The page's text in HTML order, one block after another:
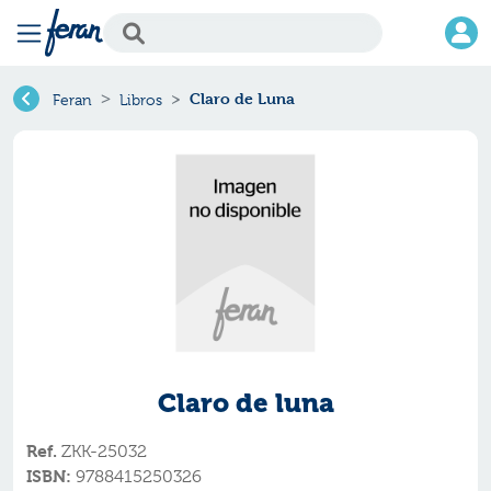
Feran Libros Claro de Luna
Claro de luna
Ref. ZKK-25032
ISBN: 9788415250326